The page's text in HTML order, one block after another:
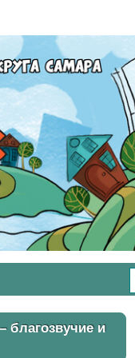
благозвучие и